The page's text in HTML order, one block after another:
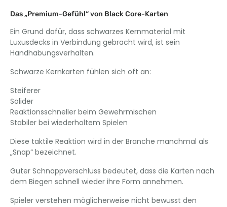
Das „Premium-Gefühl“ von Black Core-Karten
Ein Grund dafür, dass schwarzes Kernmaterial mit
Luxusdecks in Verbindung gebracht wird, ist sein
Handhabungsverhalten.
Schwarze Kernkarten fühlen sich oft an:
Steiferer
Solider
Reaktionsschneller beim Gewehrmischen
Stabiler bei wiederholtem Spielen
Diese taktile Reaktion wird in der Branche manchmal als
„Snap“ bezeichnet.
Guter Schnappverschluss bedeutet, dass die Karten nach
dem Biegen schnell wieder ihre Form annehmen.
Spieler verstehen möglicherweise nicht bewusst den